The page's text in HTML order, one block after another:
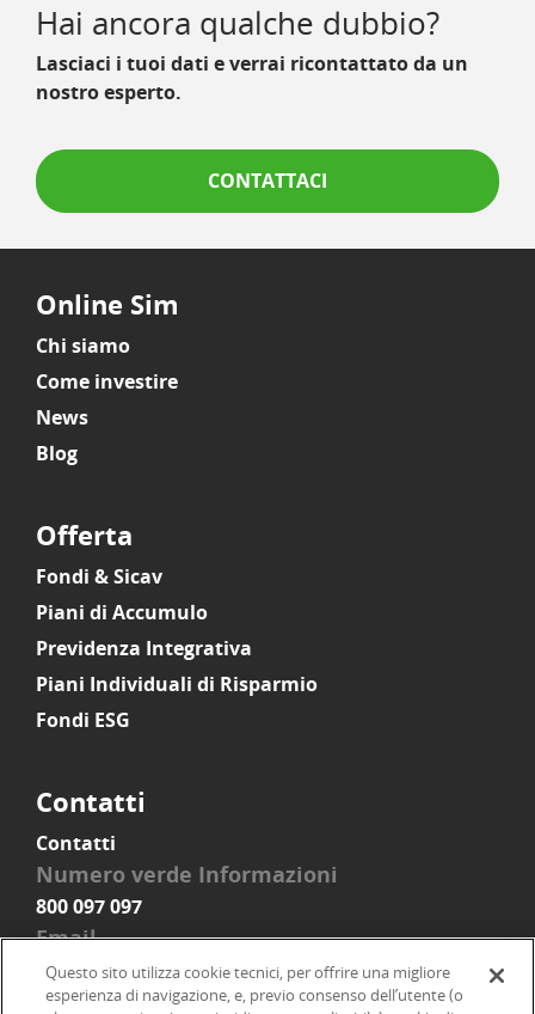
Hai ancora qualche dubbio?
Lasciaci i tuoi dati e verrai ricontattato da un
nostro esperto.
CONTATTACI
Online Sim
Chi siamo
Come investire
News
Blog
Offerta
Fondi & Sicav
Piani di Accumulo
Previdenza Integrativa
Piani Individuali di Risparmio
Fondi ESG
Contatti
Contatti
Numero verde Informazioni
800 097 097
Email
info@onlinesim.it
Questo sito utilizza cookie tecnici, per offrire una migliore
esperienza di navigazione, e, previo consenso dell’utente (o